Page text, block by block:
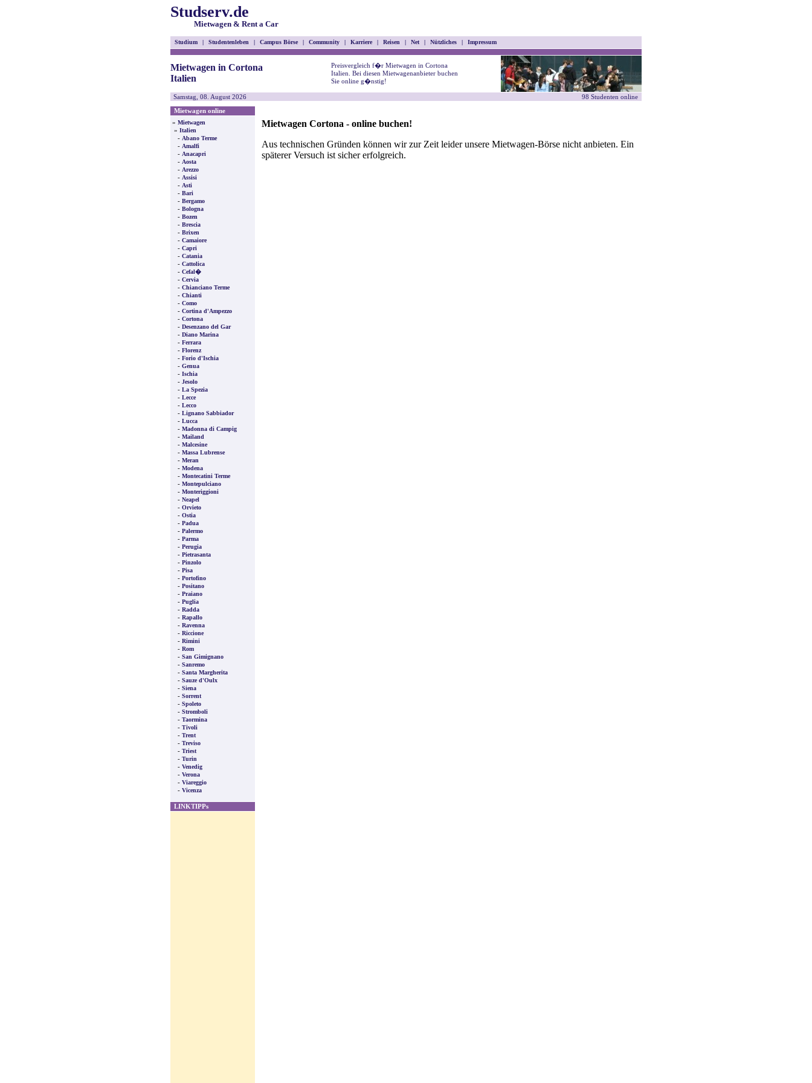
Studserv.de
Mietwagen & Rent a Car
Studium | Studentenleben | Campus Börse | Community | Karriere | Reisen | Net | Nützliches | Impressum
Mietwagen in Cortona
Italien
Preisvergleich f�r Mietwagen in Cortona
Italien. Bei diesen Mietwagenanbieter buchen
Sie online g�nstig!
Samstag, 08. August 2026
98 Studenten online
Mietwagen online
» Mietwagen
» Italien
- Abano Terme
- Amalfi
- Anacapri
- Aosta
- Arezzo
- Assisi
- Asti
- Bari
- Bergamo
- Bologna
- Bozen
- Brescia
- Brixen
- Camaiore
- Capri
- Catania
- Cattolica
- Cefal�
- Cervia
- Chianciano Terme
- Chianti
- Como
- Cortina d'Ampezzo
- Cortona
- Desenzano del Gar
- Diano Marina
- Ferrara
- Florenz
- Forio d'Ischia
- Genua
- Ischia
- Jesolo
- La Spezia
- Lecce
- Lecco
- Lignano Sabbiador
- Lucca
- Madonna di Campig
- Mailand
- Malcesine
- Massa Lubrense
- Meran
- Modena
- Montecatini Terme
- Montepulciano
- Monteriggioni
- Neapel
- Orvieto
- Ostia
- Padua
- Palermo
- Parma
- Perugia
- Pietrasanta
- Pinzolo
- Pisa
- Portofino
- Positano
- Praiano
- Puglia
- Radda
- Rapallo
- Ravenna
- Riccione
- Rimini
- Rom
- San Gimignano
- Sanremo
- Santa Margherita
- Sauze d'Oulx
- Siena
- Sorrent
- Spoleto
- Stromboli
- Taormina
- Tivoli
- Trent
- Treviso
- Triest
- Turin
- Venedig
- Verona
- Viareggio
- Vicenza
LINKTIPPs
Mietwagen Cortona - online buchen!
Aus technischen Gründen können wir zur Zeit leider unsere Mietwagen-Börse nicht anbieten. Ein
späterer Versuch ist sicher erfolgreich.